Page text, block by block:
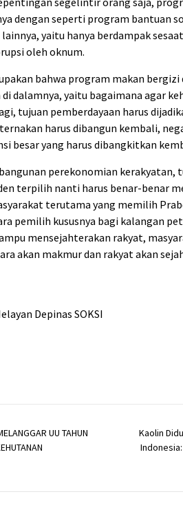
dengan seperti program bantuan
yaitu hanya berdampak
oleh oknum.
bahwa program makan bergizi
dalamnya, yaitu bagaimana agar
tujuan pemberdayaan harus
harus dibangun kembali,
besar yang harus dibangkitkan
perekonomian kerakyatan,
terpilih nanti harus benar-benar
terutama yang memilih
pemilih kususnya bagi kalangan
mensejahterakan rakyat,
akan makmur dan rakyat akan
Depinas SOKSI
UU TAHUN
Kaolin